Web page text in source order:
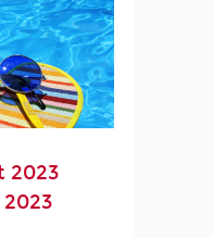
2023